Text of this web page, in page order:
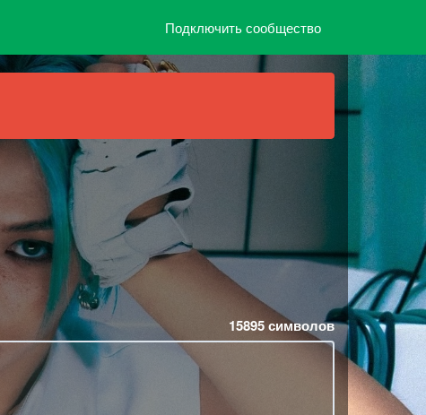
Подключить сообщество
15895символов